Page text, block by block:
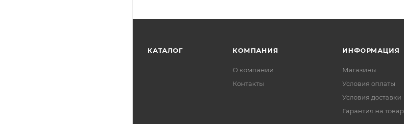
КАТАЛОГ КОМПАНИЯ
О компании
Контакты
ИНФОРМАЦИЯ
Магазины
Условия оплаты
Условия доставки
Гарантия на товар